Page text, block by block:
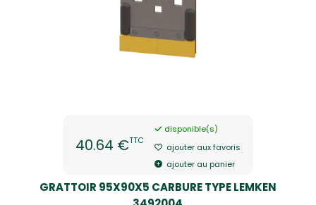
40.64 €TTC
disponible(s)
ajouter aux favoris
ajouter au panier
GRATTOIR 95X90X5 CARBURE TYPE LEMKEN